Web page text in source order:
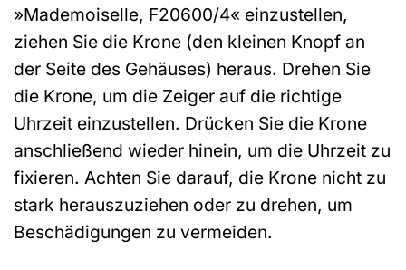
»Mademoiselle, F20600/4« einzustellen,
ziehen Sie die Krone (den kleinen Knopf an
der Seite des Gehäuses) heraus. Drehen Sie
die Krone, um die Zeiger auf die richtige
Uhrzeit einzustellen. Drücken Sie die Krone
anschließend wieder hinein, um die Uhrzeit zu
fixieren. Achten Sie darauf, die Krone nicht zu
stark herauszuziehen oder zu drehen, um
Beschädigungen zu vermeiden.